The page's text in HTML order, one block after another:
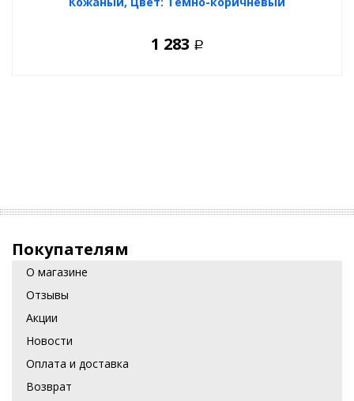
1 283 Р
Покупателям
О магазине
Отзывы
Акции
Новости
Оплата и доставка
Возврат